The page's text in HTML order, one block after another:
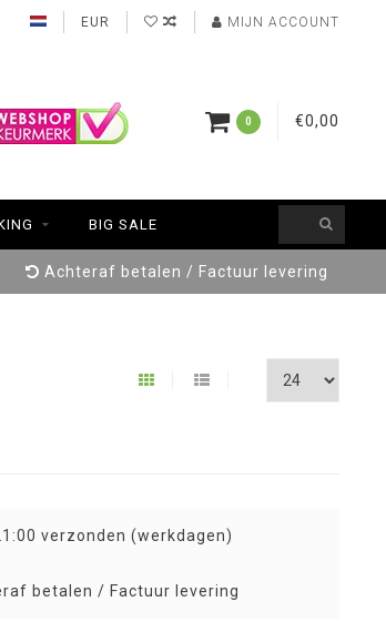
EUR MIJN ACCOUNT
0 €0,00
BIG SALE
Achteraf betalen / Factuur levering
verzonden (werkdagen)
betalen / Factuur levering